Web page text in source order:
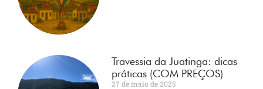
Travessia da Juatinga: dicas
práticas (COM PREÇOS)
27 de maio de 2025